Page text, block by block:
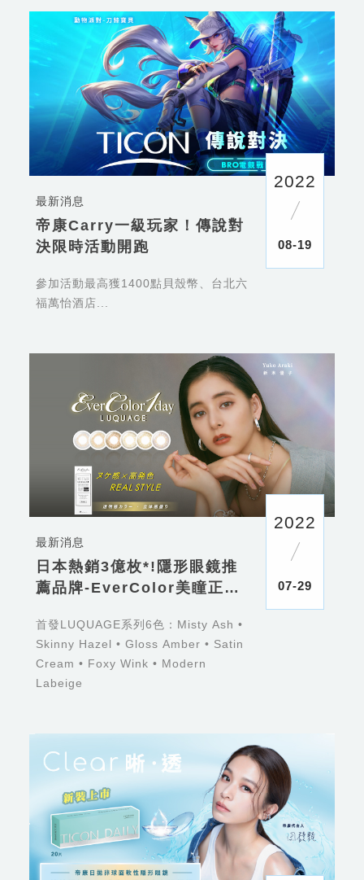
2022
08-19
最新消息
帝康Carry一級玩家！傳說對
決限時活動開跑
參加活動最高獲1400點貝殼幣、台北六
福萬怡酒店...
2022
07-29
最新消息
日本熱銷3億枚*!隱形眼鏡推
薦品牌-EverColor美瞳正式
首發LUQUAGE系列6色：Misty Ash •
Skinny Hazel • Gloss Amber • Satin
Cream • Foxy Wink • Modern
Labeige